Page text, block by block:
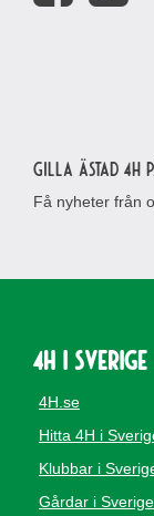
Gilla Ästad 4H
Få nyheter från
4H i Sverige
4H.se
Hitta 4H i
Klubbar i
Gårdar i Sverige